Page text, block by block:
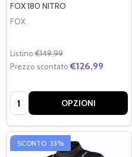
FOX 180 NITRO
FOX
Listino €149,99
Prezzo scontato €126,99
Quantità: OPZIONI
SCONTO 33%